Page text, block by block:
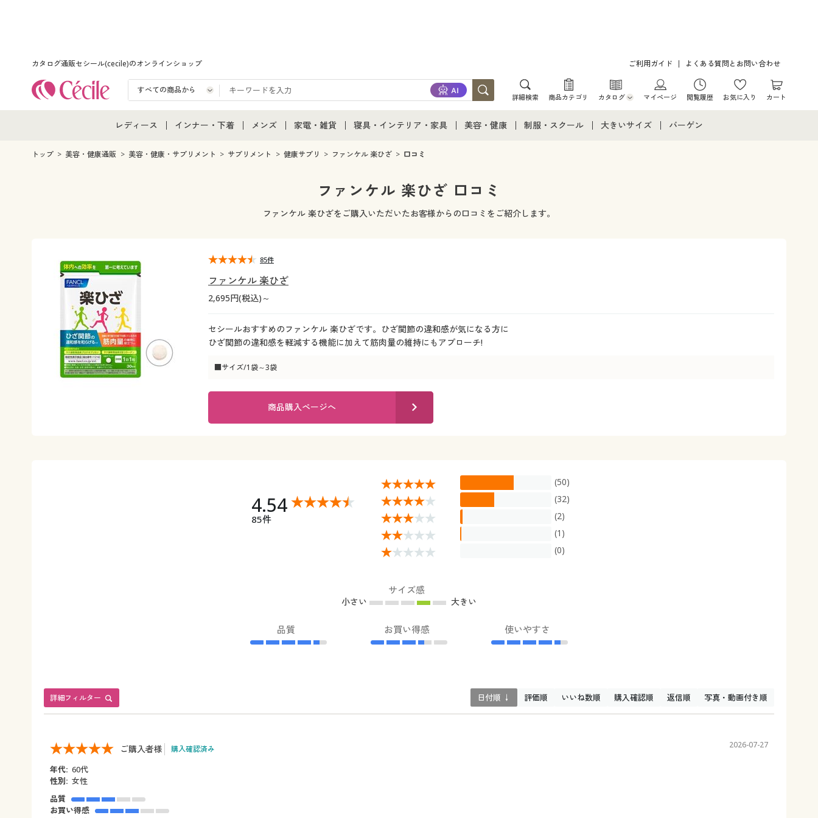
カタログ通販セシール(cecile)のオンラインショップ ご利用ガイド よくある質問とお問い合わせ
詳細検索 商品カテゴリ カタログ
カタログ・チラシからのご注文
マイページ 閲覧履歴 お気に入り カート
レディース
レディース通販すべて
インナー・下着
インナー・下着通販すべて
メンズ
メンズ通販すべて
メンズ下着
家電・雑貨
家電・雑貨すべて
キッチン・雑貨・日用品
寝具・インテリア・家具
寝具・インテリア・家具通販すべて
家具・収納
寝具・ベッド
美容・健康
美容・健康・サプリメント
制服・スクール
ジュニア・ティーンズ下着
大きいサイズ バーゲン
トップ 美容・健康通販 美容・健康・サプリメント サプリメント 健康サプリ ファンケル 楽ひざ 口コミ
ファンケル 楽ひざ 口コミ
ファンケル 楽ひざをご購入いただいたお客様からの口コミをご紹介します。
ファンケル 楽ひざ
2,695円(税込)～
セシールおすすめのファンケル 楽ひざです。ひざ関節の違和感が気になる方に
ひざ関節の違和感を軽減する機能に加えて筋肉量の維持にもアプローチ!
■サイズ/1袋～3袋
85件
商品購入ページへ
4.54
85件
(50)
(32)
(2)
(1)
(0)
サイズ感
小さい 大きい
品質 お買い得感 使いやすさ
詳細フィルター 日付順 ↓ 評価順 いいね数順 購入確認順 返信順 写真・動画付き順
ご購入者様 購入確認済み 2026-07-27
年代: 60代
性別: 女性
品質
お買い得感